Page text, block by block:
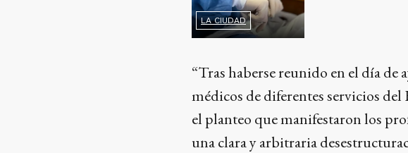
LA CIUDAD
“Tras haberse reunido en el día de
médicos de diferentes servicios
el planteo que manifestaron los
una clara y arbitraria